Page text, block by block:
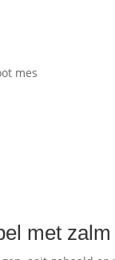
mes
met